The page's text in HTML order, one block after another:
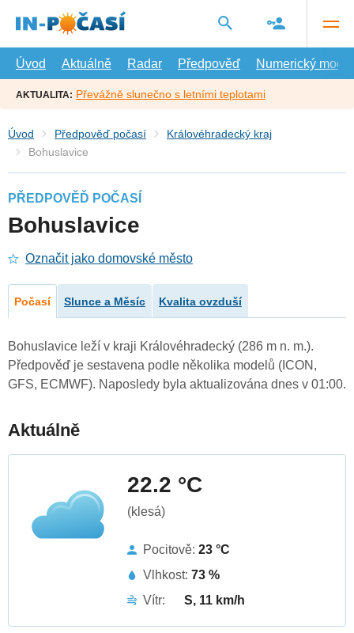
hlavní
Úvod
Aktuálně Radar Předpověď Numerický model
AKTUALITA: Převážně slunečno s letními teplotami
Úvod Předpověď počasí
Královéhradecký kraj
Bohuslavice
PŘEDPOVĚĎ POČASÍ
Bohuslavice
Označit jako domovské město
Počasí Slunce a Měsíc Kvalita ovzduší
Bohuslavice leží v kraji Královéhradecký (286 m n. m.).
Předpověď je sestavena podle několika modelů (ICON,
GFS, ECMWF). Naposledy byla aktualizována dnes v 01:00.
Aktuálně
22.2 °C
(klesá)
Pocitově: 23 °C
Vlhkost: 73 %
Vítr:
S, 11 km/h